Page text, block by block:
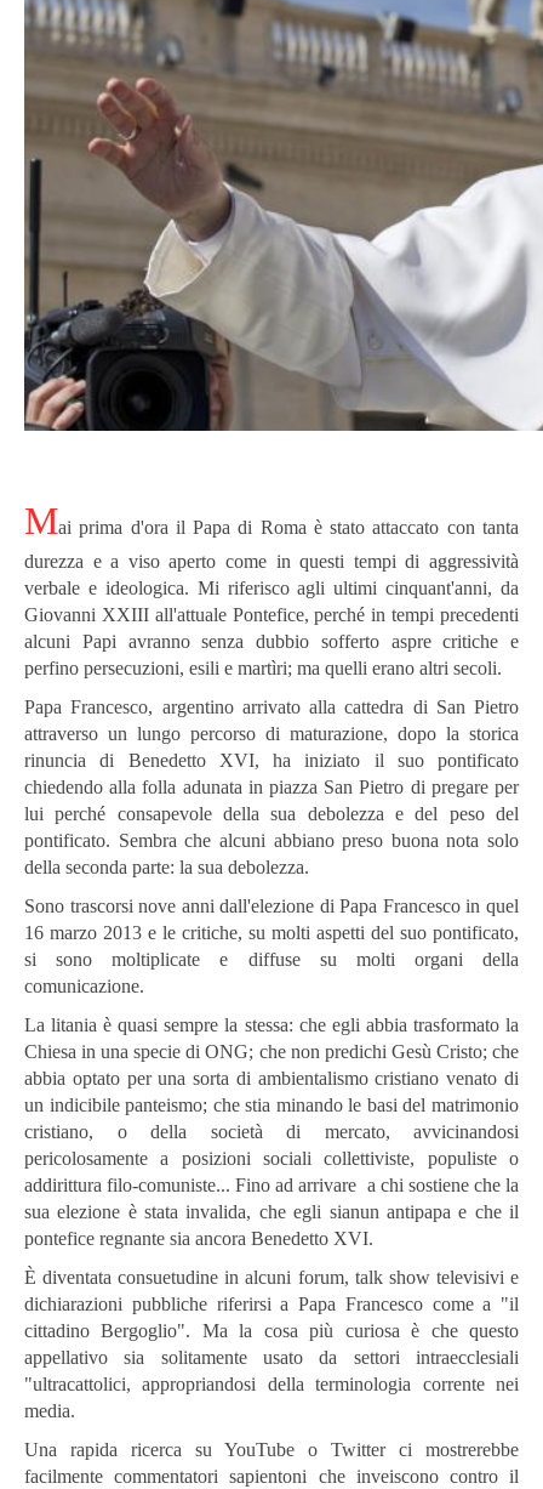
Mai prima d'ora il Papa di Roma è stato attaccato con tanta
durezza e a viso aperto come in questi tempi di aggressività
verbale e ideologica. Mi riferisco agli ultimi cinquant'anni, da
Giovanni XXIII all'attuale Pontefice, perché in tempi precedenti
alcuni Papi avranno senza dubbio sofferto aspre critiche e
perfino persecuzioni, esili e martìri; ma quelli erano altri secoli.
Papa Francesco, argentino arrivato alla cattedra di San Pietro
attraverso un lungo percorso di maturazione, dopo la storica
rinuncia di Benedetto XVI, ha iniziato il suo pontificato
chiedendo alla folla adunata in piazza San Pietro di pregare per
lui perché consapevole della sua debolezza e del peso del
pontificato. Sembra che alcuni abbiano preso buona nota solo
della seconda parte: la sua debolezza.
Sono trascorsi nove anni dall'elezione di Papa Francesco in quel
16 marzo 2013 e le critiche, su molti aspetti del suo pontificato,
si sono moltiplicate e diffuse su molti organi della
comunicazione.
La litania è quasi sempre la stessa: che egli abbia trasformato la
Chiesa in una specie di ONG; che non predichi Gesù Cristo; che
abbia optato per una sorta di ambientalismo cristiano venato di
un indicibile panteismo; che stia minando le basi del matrimonio
cristiano, o della società di mercato, avvicinandosi
pericolosamente a posizioni sociali collettiviste, populiste o
addirittura filo-comuniste... Fino ad arrivare a chi sostiene che la
sua elezione è stata invalida, che egli sianun antipapa e che il
pontefice regnante sia ancora Benedetto XVI.
È diventata consuetudine in alcuni forum, talk show televisivi e
dichiarazioni pubbliche riferirsi a Papa Francesco come a "il
cittadino Bergoglio". Ma la cosa più curiosa è che questo
appellativo sia solitamente usato da settori intraecclesiali
"ultracattolici, appropriandosi della terminologia corrente nei
media.
Una rapida ricerca su YouTube o Twitter ci mostrerebbe
facilmente commentatori sapientoni che inveiscono contro il